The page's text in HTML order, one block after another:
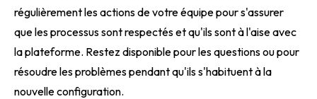
régulièrement les actions de votre équipe pour s'assurer
que les processus sont respectés et qu'ils sont à l'aise avec
la plateforme. Restez disponible pour les questions ou pour
résoudre les problèmes pendant qu'ils s'habituent à la
nouvelle configuration.